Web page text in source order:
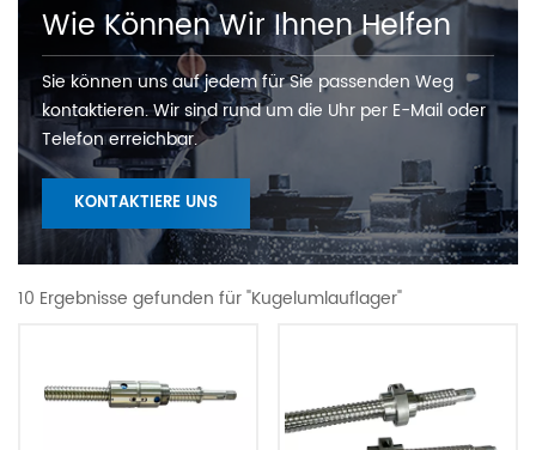
Wie Können Wir Ihnen Helfen
Sie können uns auf jedem für Sie passenden Weg
kontaktieren. Wir sind rund um die Uhr per E-Mail oder
Telefon erreichbar.
KONTAKTIERE UNS
10 Ergebnisse gefunden für "Kugelumlauflager"